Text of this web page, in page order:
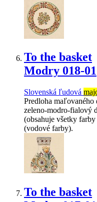
To the basket
Modry 018-01
Slovenská ľudová
Predloha maľovaného
zeleno-modro-fialový
(obsahuje všetky
(vodové farby).
To the basket